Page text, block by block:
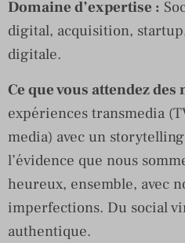
Domaine d’expertise :
digital, acquisition,
digitale.
Ce que vous attendez des
expériences transmedia
media) avec un
l’évidence que nous
heureux, ensemble, avec
imperfections. Du social
authentique.